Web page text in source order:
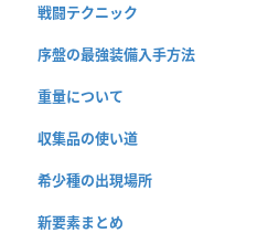
戦闘テクニック
序盤の最強装備入手方法
重量について
収集品の使い道
希少種の出現場所
新要素まとめ